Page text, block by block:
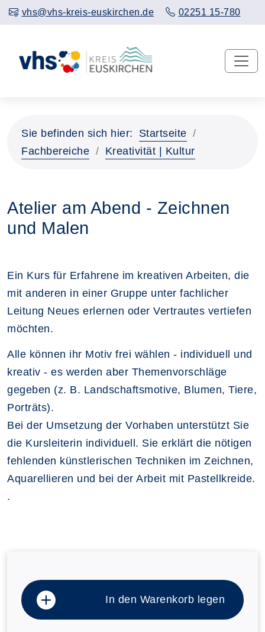
vhs@vhs-kreis-euskirchen.de 02251 15-780
Sie befinden sich hier:
Startseite
Fachbereiche
Kreativität | Kultur
Atelier am Abend - Zeichnen
und Malen
Ein Kurs für Erfahrene im kreativen Arbeiten, die
mit anderen in einer Gruppe unter fachlicher
Leitung Neues erlernen oder Vertrautes vertiefen
möchten.
Alle können ihr Motiv frei wählen - individuell und
kreativ - es werden aber Themenvorschläge
gegeben (z. B. Landschaftsmotive, Blumen, Tiere,
Porträts).
Bei der Umsetzung der Vorhaben unterstützt Sie
die Kursleiterin individuell. Sie erklärt die nötigen
fehlenden künstlerischen Techniken im Zeichnen,
Aquarellieren und bei der Arbeit mit Pastellkreide.
.
In den Warenkorb legen